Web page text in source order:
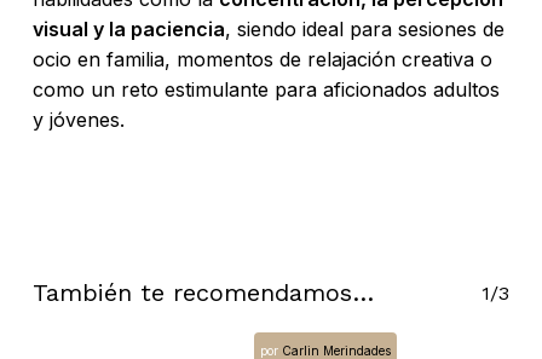
visual y la paciencia, siendo ideal para sesiones de
ocio en familia, momentos de relajación creativa o
como un reto estimulante para aficionados adultos
y jóvenes.
También te recomendamos… 1/3
por Carlin Merindades